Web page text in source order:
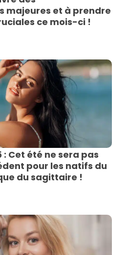
majeures et à prendre
ce mois-ci !
: Cet été ne sera pas
pour les natifs du
du sagittaire !